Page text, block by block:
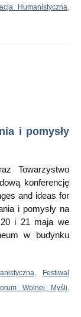
Humanistyczna,
i pomysły
Towarzystwo
konferencję
and ideas for
i pomysły na
20 i 21 maja we
w budynku
,
Festiwal
Wolnej Myśli,